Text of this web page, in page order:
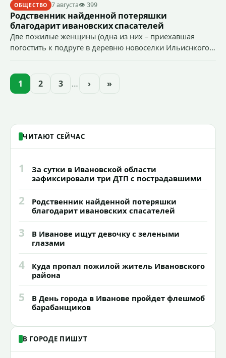
ОБЩЕСТВО 7 августа👁 399
Родственник найденной потеряшки
благодарит ивановских спасателей
Две пожилые женщины (одна из них – приехавшая
погостить к подруге в деревню новоселки Ильиснкого
1 2 3 … › »
ЧИТАЮТ СЕЙЧАС
1
За сутки в Ивановской области
зафиксировали три ДТП с пострадавшими
2
Родственник найденной потеряшки
благодарит ивановских спасателей
3
В Иванове ищут девочку с зелеными
глазами
4
Куда пропал пожилой житель Ивановского
района
5
В День города в Иванове пройдет флешмоб
барабанщиков
В ГОРОДЕ ПИШУТ